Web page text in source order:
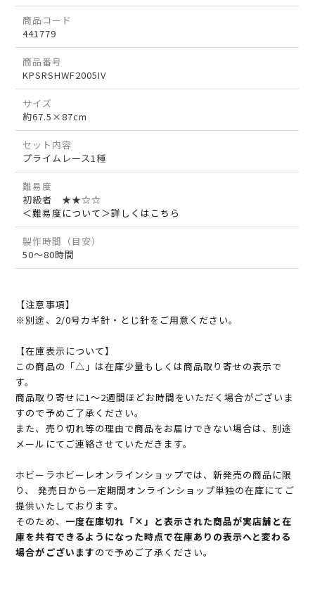
商品コード
441779
商品番号
KPSRSHWF2005IV
サイズ
約67.5×87cm
セット内容
プライムレース1種
難易度
初級者 ★★☆☆
＜難易度について＞詳しくはこちら
製作時間（目安）
50～80時間
【注意事項】
※別途、2/0号カギ針・とじ針をご用意ください。
【在庫表示について】
この商品の「△」は在庫少量もしくは商品取り寄せの表示で
す。
商品取り寄せに1～2週間ほどお時間をいただく場合がございま
すので予めご了承ください。
また、売り切れ等の理由で商品をお届けできない場合は、別途
メールにてご連絡させていただきます。
ホビーラホビーレオンラインショップでは、新発売の商品に限
り、 発売日から一定期間オンラインショップ単独の在庫にてご
提供いたしております。
そのため、 一度在庫切れ「×」と表示された商品が実店舗と在
庫を共有できるようになった時点で在庫ありの表示へと変わる
場合がございますので予めご了承ください。